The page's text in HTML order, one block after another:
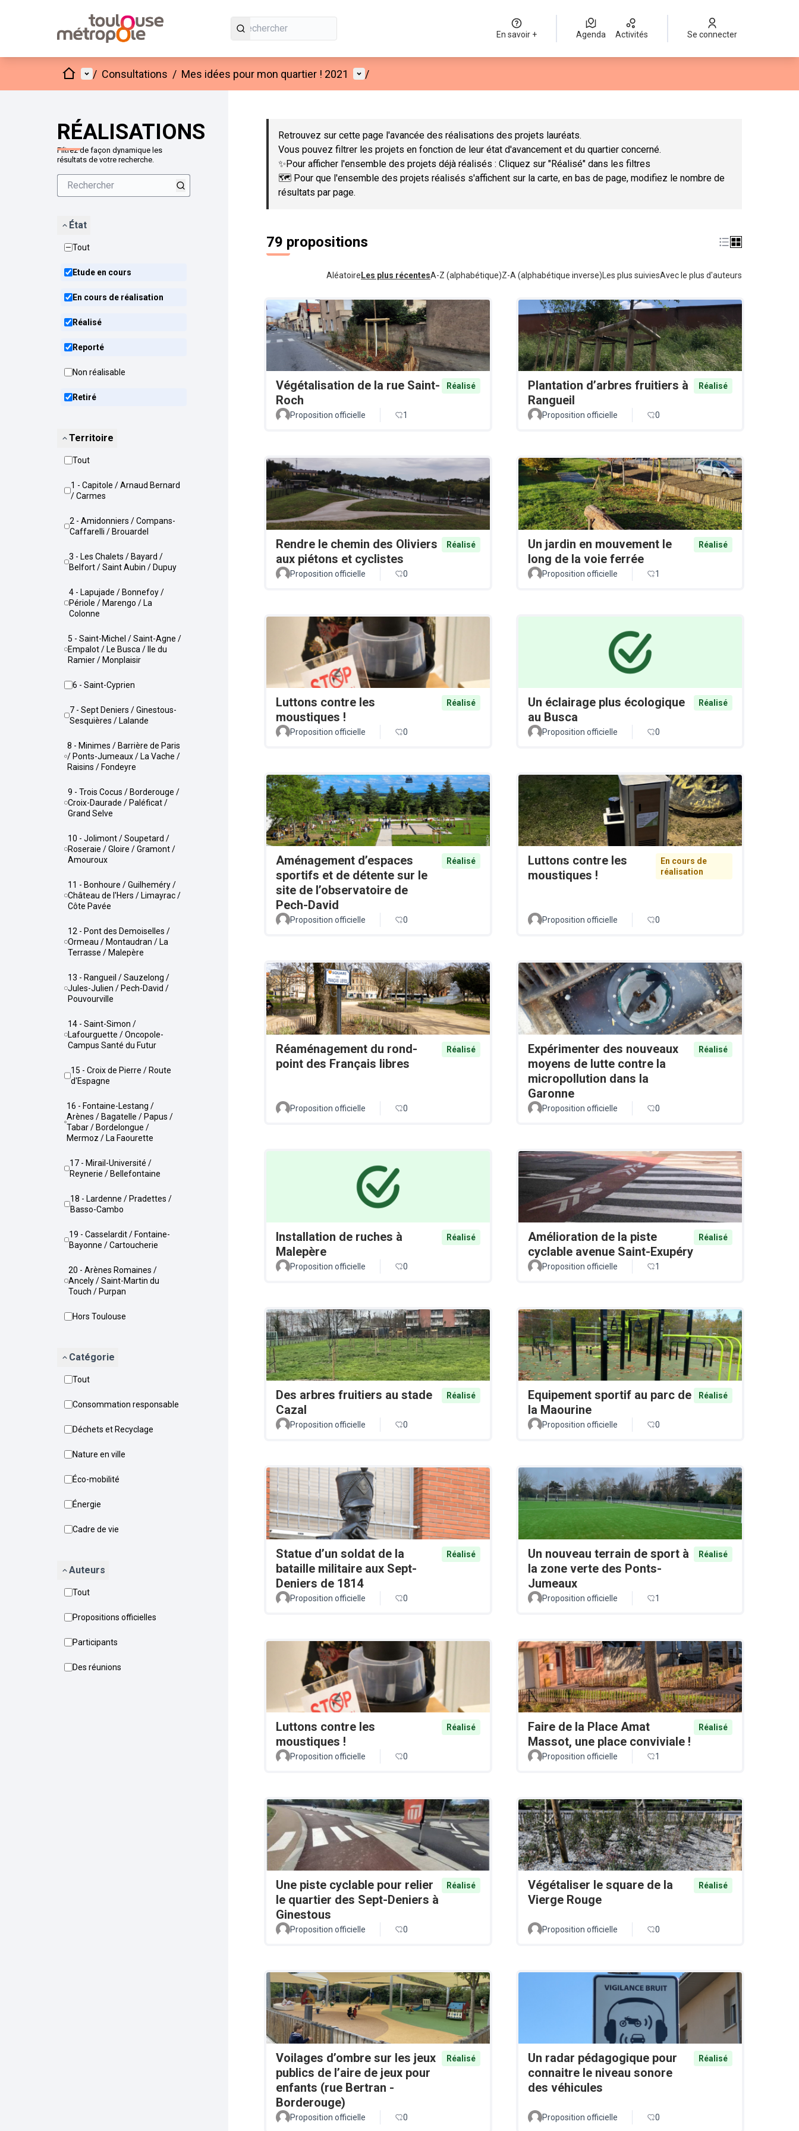
En savoir + Agenda Activités Se connecter
AccueilMenu principal
/ Consultations / Mes idées pour mon quartier ! 2021 Menu utilisateur
/
RÉALISATIONS
Filtrez de façon dynamique les
résultats de votre recherche.
État
Tout
Etude en cours
En cours de réalisation
Réalisé
Reporté
Non réalisable
Retiré
Territoire
Tout
1 - Capitole / Arnaud Bernard
/ Carmes
2 - Amidonniers / Compans-
Caffarelli / Brouardel
3 - Les Chalets / Bayard /
Belfort / Saint Aubin / Dupuy
4 - Lapujade / Bonnefoy /
Périole / Marengo / La
Colonne
5 - Saint-Michel / Saint-Agne /
Empalot / Le Busca / Ile du
Ramier / Monplaisir
6 - Saint-Cyprien
7 - Sept Deniers / Ginestous-
Sesquières / Lalande
8 - Minimes / Barrière de Paris
/ Ponts-Jumeaux / La Vache /
Raisins / Fondeyre
9 - Trois Cocus / Borderouge /
Croix-Daurade / Paléficat /
Grand Selve
10 - Jolimont / Soupetard /
Roseraie / Gloire / Gramont /
Amouroux
11 - Bonhoure / Guilheméry /
Château de l'Hers / Limayrac /
Côte Pavée
12 - Pont des Demoiselles /
Ormeau / Montaudran / La
Terrasse / Malepère
13 - Rangueil / Sauzelong /
Jules-Julien / Pech-David /
Pouvourville
14 - Saint-Simon /
Lafourguette / Oncopole-
Campus Santé du Futur
15 - Croix de Pierre / Route
d'Espagne
16 - Fontaine-Lestang /
Arènes / Bagatelle / Papus /
Tabar / Bordelongue /
Mermoz / La Faourette
17 - Mirail-Université /
Reynerie / Bellefontaine
18 - Lardenne / Pradettes /
Basso-Cambo
19 - Casselardit / Fontaine-
Bayonne / Cartoucherie
20 - Arènes Romaines /
Ancely / Saint-Martin du
Touch / Purpan
Hors Toulouse
Catégorie
Tout
Consommation responsable
Déchets et Recyclage
Nature en ville
Éco-mobilité
Énergie
Cadre de vie
Auteurs
Tout
Propositions officielles
Participants
Des réunions
Passer la carte
Retrouvez sur cette page l'avancée des réalisations des projets lauréats.
Vous pouvez filtrer les projets en fonction de leur état d'avancement et du quartier concerné.
✨Pour afficher l'ensemble des projets déjà réalisés : Cliquez sur "Réalisé" dans les filtres
🗺️ Pour que l'ensemble des projets réalisés s'affichent sur la carte, en bas de page, modifiez le nombre de
résultats par page.
79 propositions
Aléatoire Les plus récentesA-Z (alphabétique)Z-A (alphabétique inverse) Les plus suiviesAvec le plus d'auteurs
Végétalisation de la rue Saint-
Roch
Réalisé
Proposition officielle 1
Plantation d’arbres fruitiers à
Rangueil
Réalisé
Proposition officielle 0
Rendre le chemin des Oliviers
aux piétons et cyclistes
Réalisé
Proposition officielle 0
Un jardin en mouvement le
long de la voie ferrée
Réalisé
Proposition officielle 1
Luttons contre les
moustiques !
Réalisé
Proposition officielle 0
Un éclairage plus écologique
au Busca
Réalisé
Proposition officielle 0
Aménagement d’espaces
sportifs et de détente sur le
site de l’observatoire de
Pech-David
Réalisé
Proposition officielle 0
Luttons contre les
moustiques !
En cours de
réalisation
Proposition officielle 0
Réaménagement du rond-
point des Français libres
Réalisé
Proposition officielle 0
Expérimenter des nouveaux
moyens de lutte contre la
micropollution dans la
Garonne
Réalisé
Proposition officielle 0
Installation de ruches à
Malepère
Réalisé
Proposition officielle 0
Amélioration de la piste
cyclable avenue Saint-Exupéry
Réalisé
Proposition officielle 1
Des arbres fruitiers au stade
Cazal
Réalisé
Proposition officielle 0
Equipement sportif au parc de
la Maourine
Réalisé
Proposition officielle 0
Statue d’un soldat de la
bataille militaire aux Sept-
Deniers de 1814
Réalisé
Proposition officielle 0
Un nouveau terrain de sport à
la zone verte des Ponts-
Jumeaux
Réalisé
Proposition officielle 1
Luttons contre les
moustiques !
Réalisé
Proposition officielle 0
Faire de la Place Amat
Massot, une place conviviale !
Réalisé
Proposition officielle 1
Une piste cyclable pour relier
le quartier des Sept-Deniers à
Ginestous
Réalisé
Proposition officielle 0
Végétaliser le square de la
Vierge Rouge
Réalisé
Proposition officielle 0
Voilages d’ombre sur les jeux
publics de l’aire de jeux pour
enfants (rue Bertran -
Borderouge)
Réalisé
Proposition officielle 0
Un radar pédagogique pour
connaitre le niveau sonore
des véhicules
Réalisé
Proposition officielle 0